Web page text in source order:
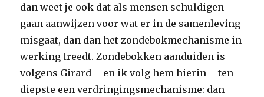
dan weet je ook dat als mensen schuldigen
gaan aanwijzen voor wat er in de samenleving
misgaat, dan dan het zondebokmechanisme in
werking treedt. Zondebokken aanduiden is
volgens Girard – en ik volg hem hierin – ten
diepste een verdringingsmechanisme: dan